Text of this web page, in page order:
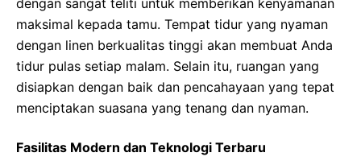
dengan sangat teliti untuk memberikan kenyamanan
maksimal kepada tamu. Tempat tidur yang nyaman
dengan linen berkualitas tinggi akan membuat Anda
tidur pulas setiap malam. Selain itu, ruangan yang
disiapkan dengan baik dan pencahayaan yang tepat
menciptakan suasana yang tenang dan nyaman.
Fasilitas Modern dan Teknologi Terbaru